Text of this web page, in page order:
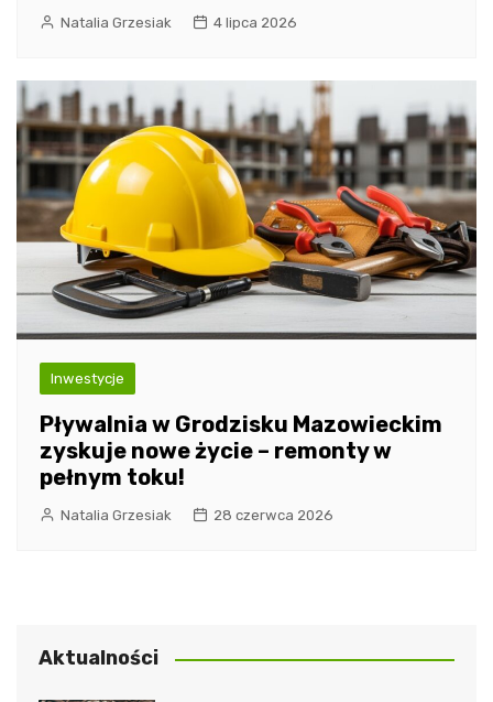
Natalia Grzesiak 4 lipca 2026
Inwestycje
Pływalnia w Grodzisku Mazowieckim
zyskuje nowe życie – remonty w
pełnym toku!
Natalia Grzesiak 28 czerwca 2026
Aktualności